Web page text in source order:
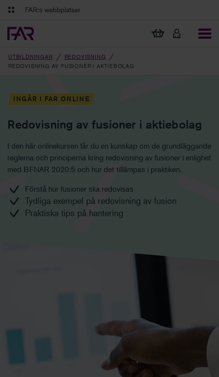
Gå till innehåll
Gå till navigation
Ekonomiska regler på ett och samma ställe
Debatt och fördjupning i branschens frågor
FAR:s webbplatser
Visa min varukorg
UTBILDNINGAR
REDOVISNING
REDOVISNING AV FUSIONER I AKTIEBOLAG
INGÅR I FAR ONLINE
Redovisning av fusioner i aktiebolag
I den här onlinekursen får du en kunskap om de grundläggande
reglerna och principerna kring redovisning av fusioner i enlighet
med BFNAR 2020:5 och hur det tillämpas i praktiken.
Förstå hur fusioner ska redovisas
Tydliga exempel på redovisning av fusion
Praktiska tips på hantering